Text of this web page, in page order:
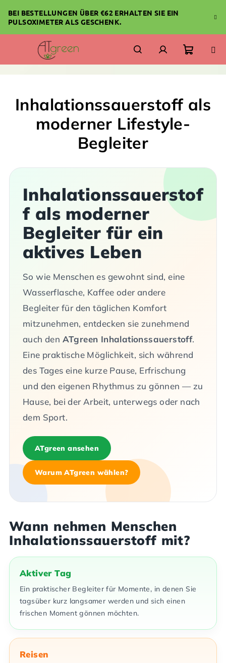
Inhalt
springen
BEI BESTELLUNGEN ÜBER €62 ERHALTEN SIE EIN
PULSOXIMETER ALS GESCHENK.
SuchenLogin
Inhalationssauerstoff als
moderner Lifestyle-
Begleiter
Inhalationssauerstof
f als moderner
Begleiter für ein
aktives Leben
So wie Menschen es gewohnt sind, eine
Wasserflasche, Kaffee oder andere
Begleiter für den täglichen Komfort
mitzunehmen, entdecken sie zunehmend
auch den ATgreen Inhalationssauerstoff.
Eine praktische Möglichkeit, sich während
des Tages eine kurze Pause, Erfrischung
und den eigenen Rhythmus zu gönnen — zu
Hause, bei der Arbeit, unterwegs oder nach
dem Sport.
ATgreen ansehen
Warum ATgreen wählen?
Wann nehmen Menschen
Inhalationssauerstoff mit?
Aktiver Tag
Ein praktischer Begleiter für Momente, in denen Sie
tagsüber kurz langsamer werden und sich einen
frischen Moment gönnen möchten.
Reisen